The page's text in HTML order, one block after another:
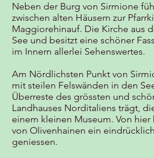
Neben der Burg von Sirmione
zwischen alten Häusern zur
Maggiorehinauf. Die Kirche aus
See und besitzt eine schöner
im Innern allerlei Sehenswertes.
Am Nördlichsten Punkt von
mit steilen Felswänden in den
Überreste des grössten und
Landhauses Norditaliens trägt,
einem kleinen Museum. Von
von Olivenhainen ein
geniessen.